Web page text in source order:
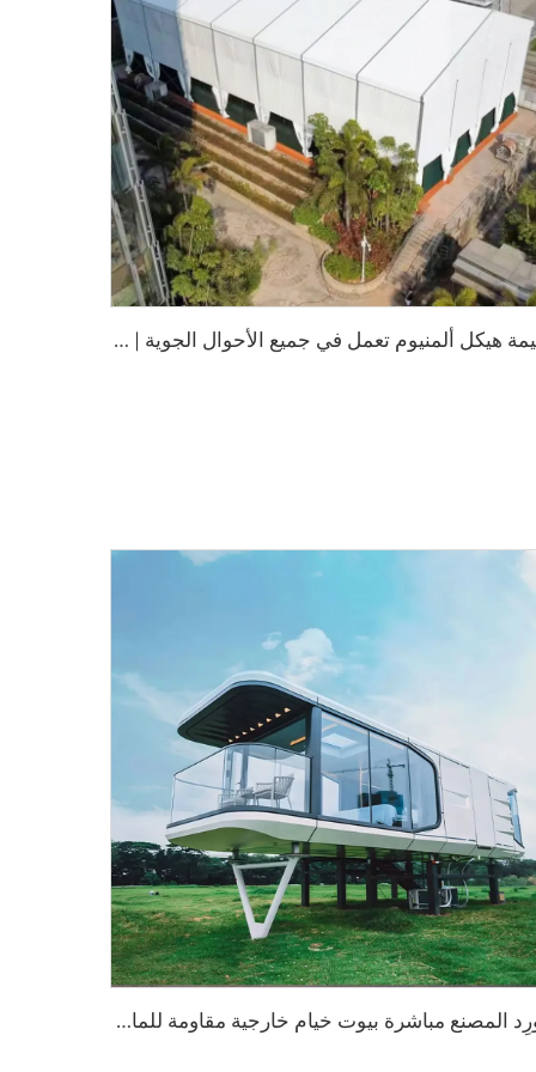
خ
يمة هيكل ألمنيوم تعمل في جميع الأحوال الجوية | مظلة تجارية خالية من الدعامات لمواقف الزفاف الخارجية ومعارض المعارض التجارية
ت
ُورِد المصنع مباشرة بيوت خيام خارجية مقاومة للماء وبسقف صلب وفاخرة على شكل خيمة فندق